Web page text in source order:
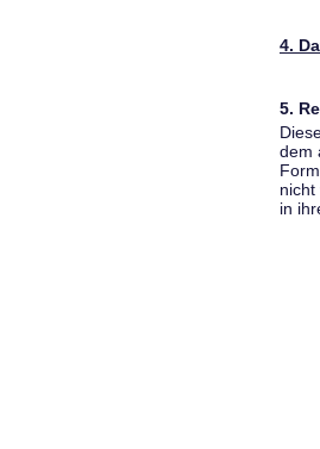
4.
5.
dem
nicht
in